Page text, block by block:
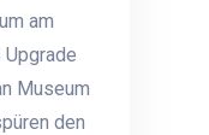
am
Museum
den